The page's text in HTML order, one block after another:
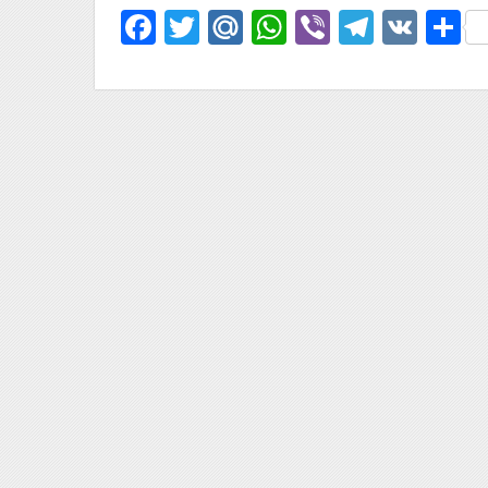
Facebook
TwitterMail.Ru
WhatsApp
Viber VK